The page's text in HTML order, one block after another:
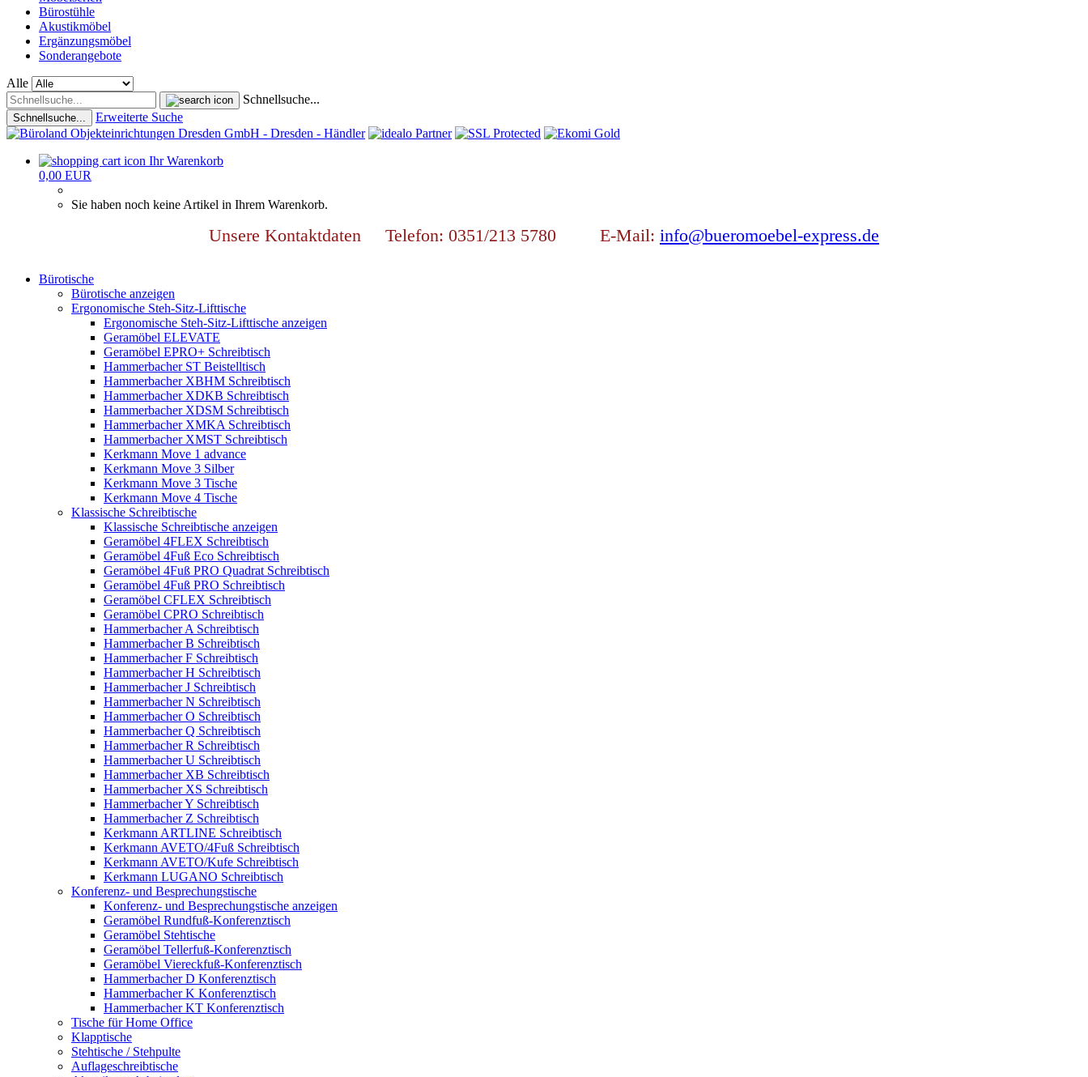
Bürostühle
Akustikmöbel
Ergänzungsmöbel
Sonderangebote
Alle
Schnellsuche...
Schnellsuche... Erweiterte Suche
Ihr Warenkorb
0,00 EUR
Sie haben noch keine Artikel in Ihrem Warenkorb.
Unsere Kontaktdaten Telefon: 0351/213 5780 E-Mail: info@bueromoebel-express.de
Bürotische
Bürotische anzeigen
Ergonomische Steh-Sitz-Lifttische
Ergonomische Steh-Sitz-Lifttische anzeigen
Geramöbel ELEVATE
Geramöbel EPRO+ Schreibtisch
Hammerbacher ST Beistelltisch
Hammerbacher XBHM Schreibtisch
Hammerbacher XDKB Schreibtisch
Hammerbacher XDSM Schreibtisch
Hammerbacher XMKA Schreibtisch
Hammerbacher XMST Schreibtisch
Kerkmann Move 1 advance
Kerkmann Move 3 Silber
Kerkmann Move 3 Tische
Kerkmann Move 4 Tische
Klassische Schreibtische
Klassische Schreibtische anzeigen
Geramöbel 4FLEX Schreibtisch
Geramöbel 4Fuß Eco Schreibtisch
Geramöbel 4Fuß PRO Quadrat Schreibtisch
Geramöbel 4Fuß PRO Schreibtisch
Geramöbel CFLEX Schreibtisch
Geramöbel CPRO Schreibtisch
Hammerbacher A Schreibtisch
Hammerbacher B Schreibtisch
Hammerbacher F Schreibtisch
Hammerbacher H Schreibtisch
Hammerbacher J Schreibtisch
Hammerbacher N Schreibtisch
Hammerbacher O Schreibtisch
Hammerbacher Q Schreibtisch
Hammerbacher R Schreibtisch
Hammerbacher U Schreibtisch
Hammerbacher XB Schreibtisch
Hammerbacher XS Schreibtisch
Hammerbacher Y Schreibtisch
Hammerbacher Z Schreibtisch
Kerkmann ARTLINE Schreibtisch
Kerkmann AVETO/4Fuß Schreibtisch
Kerkmann AVETO/Kufe Schreibtisch
Kerkmann LUGANO Schreibtisch
Konferenz- und Besprechungstische
Konferenz- und Besprechungstische anzeigen
Geramöbel Rundfuß-Konferenztisch
Geramöbel Stehtische
Geramöbel Tellerfuß-Konferenztisch
Geramöbel Viereckfuß-Konferenztisch
Hammerbacher D Konferenztisch
Hammerbacher K Konferenztisch
Hammerbacher KT Konferenztisch
Tische für Home Office
Klapptische
Stehtische / Stehpulte
Auflageschreibtische